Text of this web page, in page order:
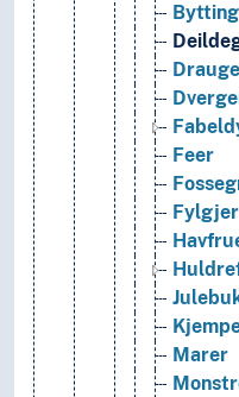
Feer
Fylgjer
Marer